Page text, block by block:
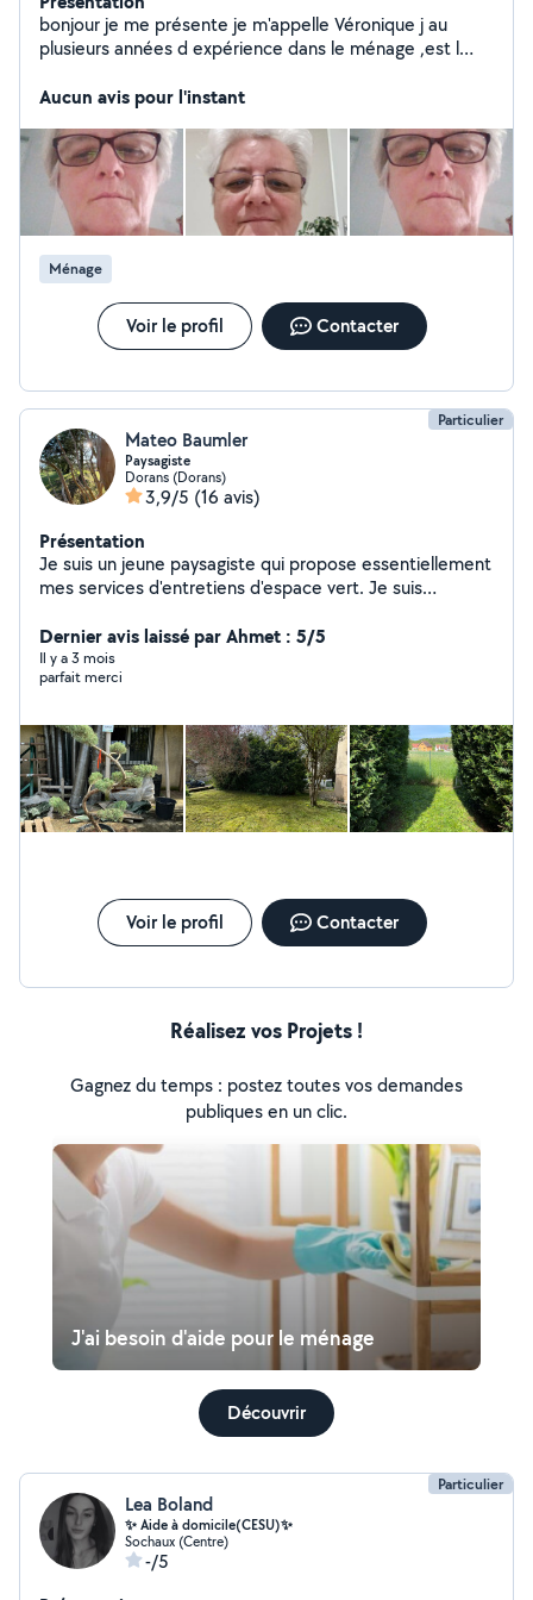
bonjour je me présente je m'appelle Véronique j au
plusieurs années d expérience dans le ménage ,est l
sérieuse discrète est organiser j aime le travail bien fait
interviens je cherche des heures de travail en CESU je
suis motivé a mettre mon expérience est mon sérieux
au service des particuliers
Aucun avis pour l'instant
Ménage
Voir le profil Contacter
Particulier
Mateo Baumler
Paysagiste
Dorans (Dorans)
3,9/5 (16 avis)
Présentation
Je suis un jeune paysagiste qui propose essentiellement
mes services d'entretiens d'espace vert. Je suis
connaissances à mes clients. J'agis sur un large
périmètre autour de Belfort/Montbéliard.
Dernier avis laissé par Ahmet : 5/5
Il y a 3 mois
parfait merci
Voir le profil Contacter
Réalisez vos Projets !
Gagnez du temps : postez toutes vos demandes
publiques en un clic.
J'ai besoin d'aide pour le ménage
Découvrir
Particulier
Lea Boland
✨ Aide à domicile(CESU)✨
Sochaux (Centre)
-/5